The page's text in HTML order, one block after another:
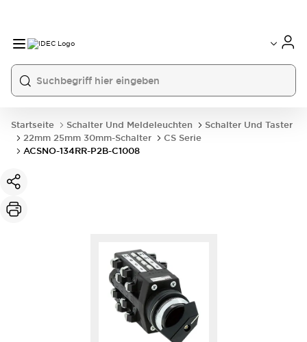
Startseite Schalter Und Meldeleuchten
Schalter Und Taster
22mm 25mm 30mm-Schalter
CS Serie
ACSNO-134RR-P2B-C1008